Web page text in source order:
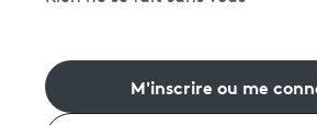
M'inscrire ou me